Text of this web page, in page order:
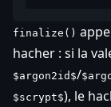
finalize()
hacher : si la
$argon2id$/
$scrypt$), le